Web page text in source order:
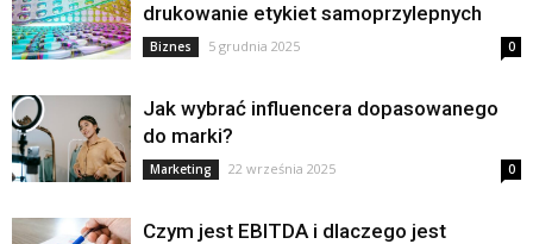
drukowanie etykiet samoprzylepnych
Biznes 5 grudnia 2025 0
Jak wybrać influencera dopasowanego
do marki?
Marketing 22 września 2025 0
Czym jest EBITDA i dlaczego jest